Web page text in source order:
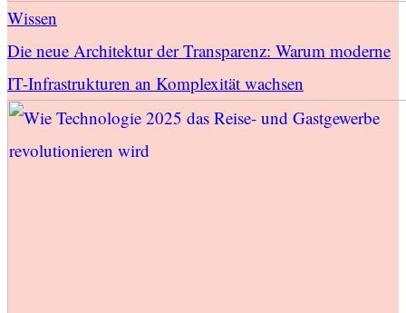
Wissen
Die neue Architektur der Transparenz: Warum moderne
IT-Infrastrukturen an Komplexität wachsen